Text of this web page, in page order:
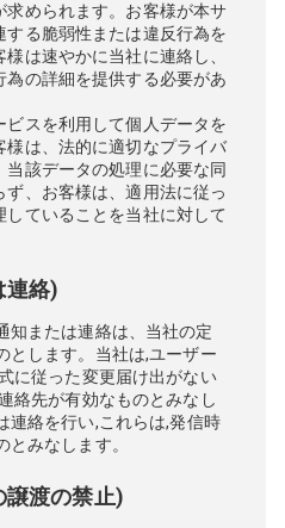
求められます。お客様が本サ
する脆弱性または違反行為を
は速やかに当社に連絡し、
為の詳細を提供する必要があ
ビスを利用して個人データを
様は、法的に適切なプライバ
当該データの処理に必要な同
ず、お客様は、適用法に従っ
していることを当社に対して
連絡)
知または連絡は、当社の定
とします。当社は,ユーザー
に従った変更届け出がない
絡先が有効なものとみなし
連絡を行い,これらは,発信時
みなします。
譲渡の禁止)